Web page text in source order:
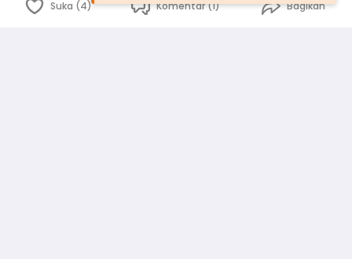
Suka (4) Komentar (1) Bagikan